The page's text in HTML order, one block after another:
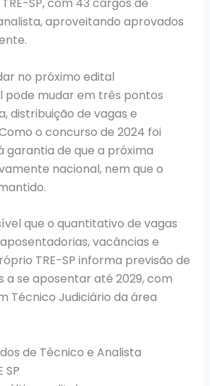
SP, com 43 cargos de
aproveitando aprovados
no próximo edital
pode mudar em três pontos
distribuição de vagas e
o concurso de 2024 foi
garantia de que a próxima
nacional, nem que o
que o quantitativo de vagas
vacâncias e
TRE-SP informa previsão de
a se aposentar até 2029, com
Técnico Judiciário da área
de Técnico e Analista
SP